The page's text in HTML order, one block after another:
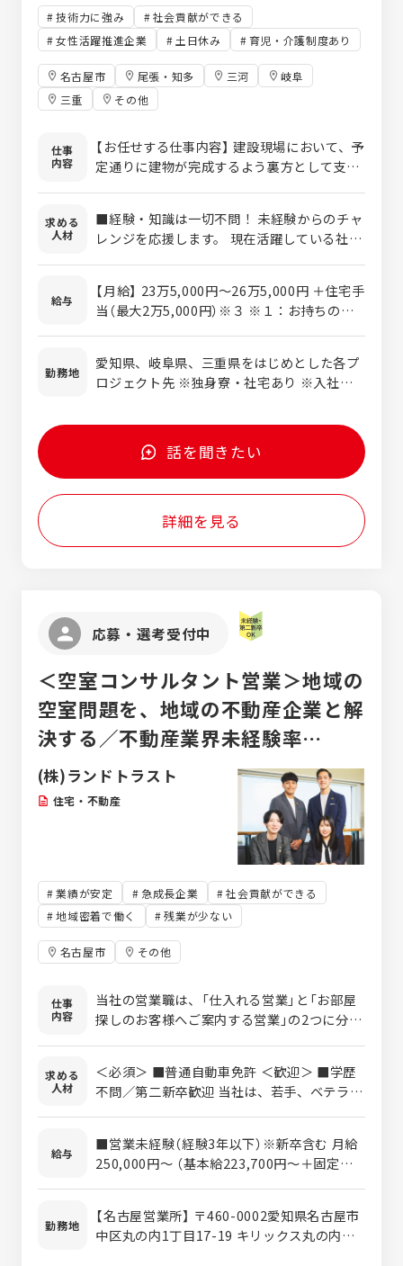
技術力に強み
社会貢献ができる
女性活躍推進企業
土日休み 育児・介護制度あり
名古屋市 尾張・知多 三河
岐阜
三重
その他
仕事
内容
【お任せする仕事内容】 建設現場において、予
定通りに建物が完成するよう裏方として支え
具合や安全面、品質の確認などを通じて、完
成までの道のりをサポートしていただきま
す。 ■初期にお任せする基本業務 ・
PC（Word・Excel）を使った見積書や報告書
の作成 ・工事現場での記録写真の撮影 ・各
種資料のファイリング・整理 ・関係各所から
ップ ・安全管理：作業員が事故なく安全に業
務を行えるよう、現場のルールや環境を整備
するよう全体のスケジュール調整や進行管理
を行います。 ・品質管理：点検や写真撮影を
通じて、質の高い施工が行われているかを確
認します。 ・原価管理：人件費や資材費など
のコストを把握し、予算内で工事が進むよう
管理します。 ・環境管理：騒音対策や周辺の
清掃など、近隣環境へ配慮した現場づくりを
始し、 徐々に現場の雰囲気に慣れていける環
境です。
求める
人材
■経験・知識は一切不問！ 未経験からのチャ
レンジを応援します。 現在活躍している社員
たい」という、あなたの意欲やポテンシャル
を何よりも重視した採用を行っています。 ■
文系出身者も多数活躍中 実は、在籍している
社員の約8割が文系出身です。 建設や建築に
関する知識が完全にゼロの状態からでも、基
給与
【月給】 23万5,000円〜26万5,000円 ＋住宅手
当（最大2万5,000円）※３ ※１：お持ちの資
（みなし残業）制度は導入しておりません。
働いた分の残業代は1分単位で100%し
※３：住宅手当は一定の基準を満たして一人
暮らしをされる方に支給いたします。 【昇
給・賞与】 ・昇給: 年1回（4月） ・賞与: 年2回
待遇などの条件に変動はありません）
勤務地
愛知県、岐阜県、三重県をはじめとした各プ
ロジェクト先 ※独身寮・社宅あり ※入社後
を受講いただき配属。 その期間のお住まい
は社宅寮などを当社でご用意します(現在の
居住地域などの条件あり)。
話を聞きたい
詳細を見る
応募・選考受付中
＜空室コンサルタント営業＞地域の
空室問題を、地域の不動産企業と解
決する／不動産業界未経験率
77.5％／産休・育休取得率100％
(株)ランドトラスト
住宅・不動産
業績が安定 急成長企業
社会貢献ができる
地域密着で働く
残業が少ない
名古屋市 その他
仕事
内容
当社の営業職は、「仕入れる営業」と「お部屋
探しのお客様へご案内する営業」の2つに分か
訪問し、空室の借上提案をすることが主な業
務です。 最終的にはオーナー様の収益を最大
化していくことがゴールになります。 ■お部
屋探しをサポートする営業 来店していただい
た方と物件を回るスタイルではなく、現地待
ち合わせ・現地解散の営業スタイルです。 お
ロの目線でお伝えしなければなりません。
「outlet賃貸」として、「最低限の補修で、ベ
求める
人材
＜必須＞ ■普通自動車免許 ＜歓迎＞ ■学歴
不問／第二新卒歓迎 当社は、若手、ベテラン
なければいけないこと』『やりたいこと』『や
ってはいけないこと』を理解しなければいけ
ません。 そして、『出来ない』を『出来る』よ
うにする為に、何が必要であるのかを自ら考
えて行動する。 そのような、自律的な人材を
給与
■営業未経験（経験3年以下）※新卒含む 月給
250,000円〜 （基本給223,700円〜＋固定残
270,000円〜 （基本給241,600円〜＋固定残
業代28,400円／15時間相当含む※超過分は
勤務地
【名古屋営業所】 〒460-0002愛知県名古屋市
中区丸の内1丁目17-19 キリックス丸の内ビ